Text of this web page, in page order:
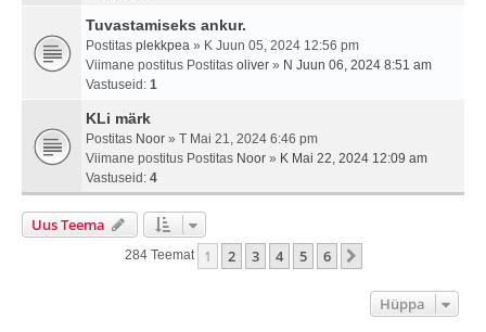
Tuvastamiseks ankur.
Postitas plekkpea » K Juun 05, 2024 12:56 pm
Viimane postitus Postitas oliver » N Juun 06, 2024 8:51 am
Vastuseid: 1
KLi märk
Postitas Noor » T Mai 21, 2024 6:46 pm
Viimane postitus Postitas Noor » K Mai 22, 2024 12:09 am
Vastuseid: 4
Uus Teema
284 Teemat 1 2 3 4 5 6
Hüppa